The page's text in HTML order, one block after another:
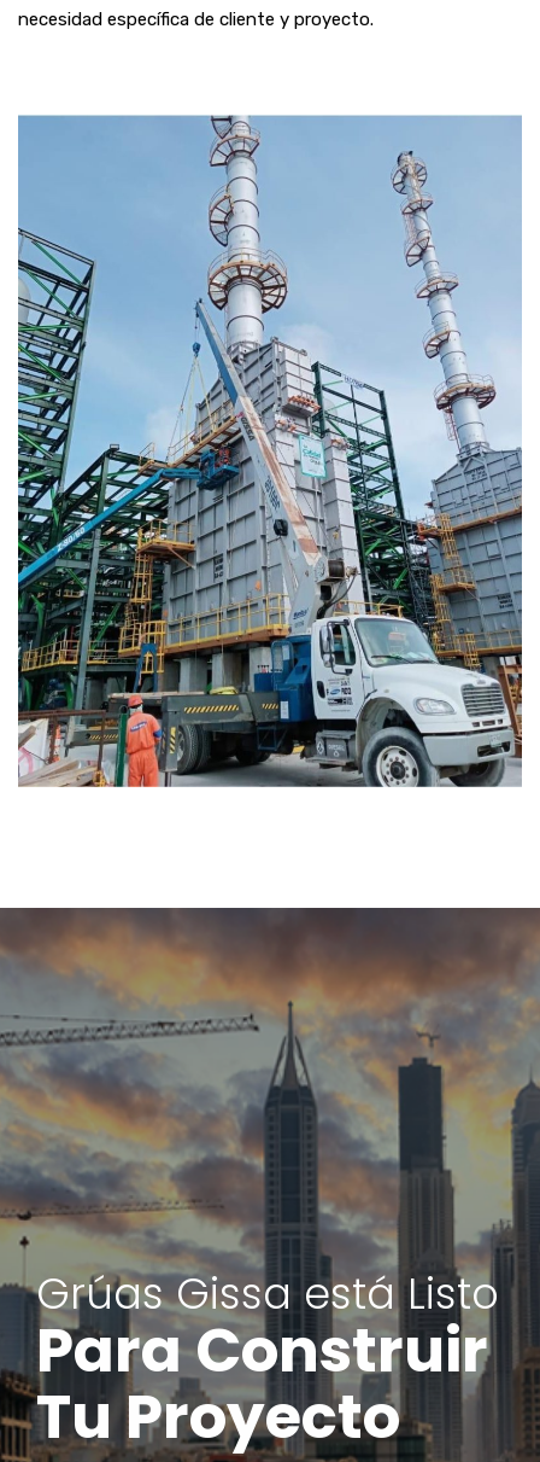
necesidad específica de cliente y proyecto.
Grúas Gissa está Listo
Para Construir
Tu Proyecto